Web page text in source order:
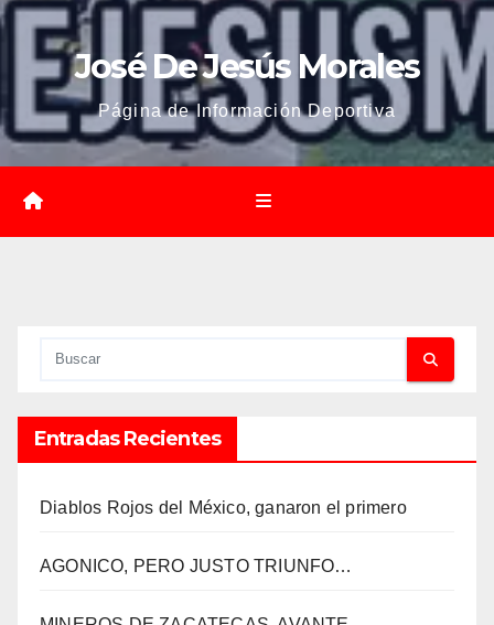
José De Jesús Morales
Página de Información Deportiva
Entradas Recientes
Diablos Rojos del México, ganaron el primero
AGONICO, PERO JUSTO TRIUNFO…